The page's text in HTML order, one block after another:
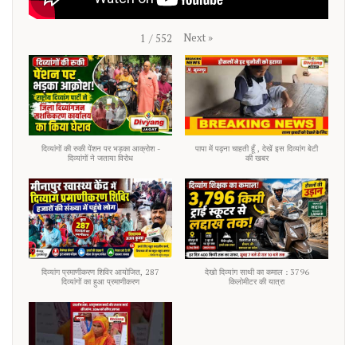
1 / 552 Next »
दिव्यांगों की रुकी पेंशन पर भड़का आक्रोश -
दिव्यांगों ने जताया विरोध
पापा में पढ़ना चाहती हूँ , देखें इस दिव्यांग बेटी
की खबर
दिव्यांग प्रमाणीकरण शिविर आयोजित, 287
दिव्यांगों का हुआ प्रमाणीकरण
देखो दिव्यांग साथी का कमाल : 3796
किलोमीटर की यात्रा